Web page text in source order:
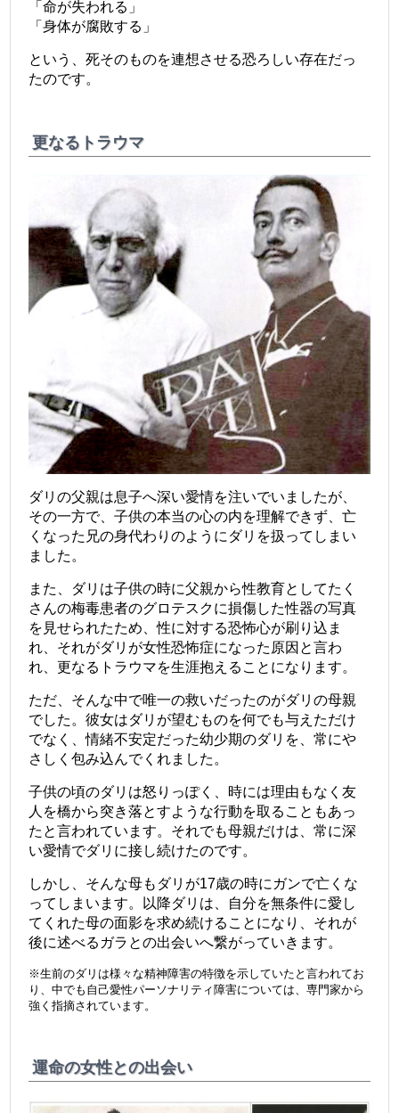
「命が失われる」
「身体が腐敗する」
という、死そのものを連想させる恐ろしい存在だっ
たのです。
更なるトラウマ
ダリの父親は息子へ深い愛情を注いでいましたが、
その一方で、子供の本当の心の内を理解できず、亡
くなった兄の身代わりのようにダリを扱ってしまい
ました。
また、ダリは子供の時に父親から性教育としてたく
さんの梅毒患者のグロテスクに損傷した性器の写真
を見せられたため、性に対する恐怖心が刷り込ま
れ、それがダリが女性恐怖症になった原因と言わ
れ、更なるトラウマを生涯抱えることになります。
ただ、そんな中で唯一の救いだったのがダリの母親
でした。彼女はダリが望むものを何でも与えただけ
でなく、情緒不安定だった幼少期のダリを、常にや
さしく包み込んでくれました。
子供の頃のダリは怒りっぽく、時には理由もなく友
人を橋から突き落とすような行動を取ることもあっ
たと言われています。それでも母親だけは、常に深
い愛情でダリに接し続けたのです。
しかし、そんな母もダリが17歳の時にガンで亡くな
ってしまいます。以降ダリは、自分を無条件に愛し
てくれた母の面影を求め続けることになり、それが
後に述べるガラとの出会いへ繋がっていきます。
※生前のダリは様々な精神障害の特徴を示していたと言われてお
り、中でも自己愛性パーソナリティ障害については、専門家から
強く指摘されています。
運命の女性との出会い